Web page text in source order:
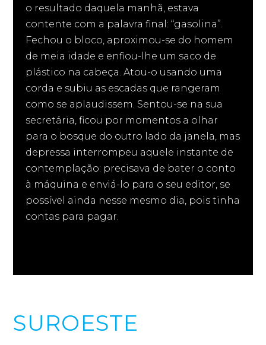
o resultado daquela manhã, estava
contente com a palavra final: “gasolina”.
Fechou o bloco, aproximou-se do homem
de meia idade e enfiou-lhe um saco de
plástico na cabeça. Atou-o usando uma
corda e subiu as escadas que rangeram
como se aplaudissem. Sentou-se na sua
secretária, ficou por momentos a olhar
para o bosque do outro lado da janela, mas
depressa interrompeu aquele instante de
contemplação: precisava de bater o conto
à máquina e enviá-lo para o seu editor, se
possível ainda nesse mesmo dia, pois tinha
contas para pagar.
SUROESTE